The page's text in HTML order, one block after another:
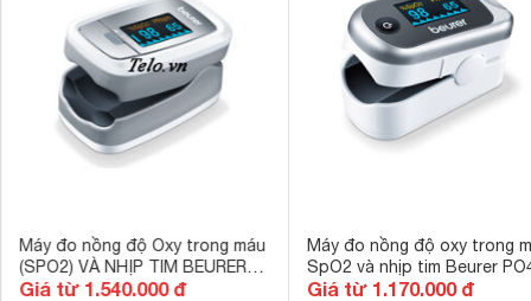
Máy đo nồng độ Oxy trong máu
(SPO2) VÀ NHỊP TIM BEURER
P030
Giá từ 1.540.000 đ
Máy đo nồng độ oxy trong
SpO2 và nhịp tim Beurer
Giá từ 1.170.000 đ